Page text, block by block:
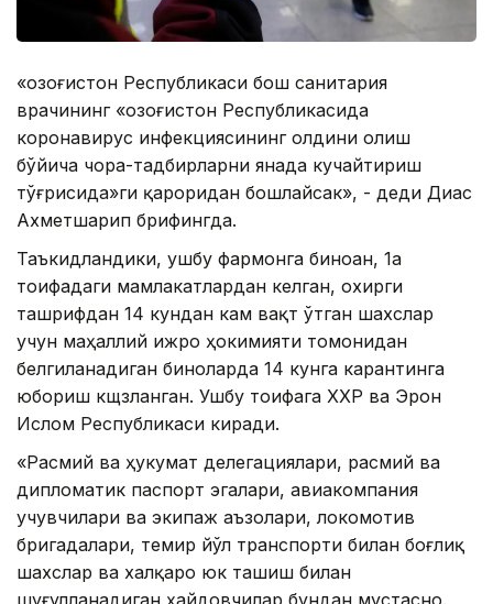
«Қозоғистон Республикаси бош санитария
врачининг «Қозоғистон Республикасида
коронавирус инфекциясининг олдини олиш
бўйича чора-тадбирларни янада кучайтириш
тўғрисида»ги қароридан бошлайсак», - деди Диас
Ахметшарип брифингда.
Таъкидландики, ушбу фармонга биноан, 1а
тоифадаги мамлакатлардан келган, охирги
ташрифдан 14 кундан кам вақт ўтган шахслар
учун маҳаллий ижро ҳокимияти томонидан
белгиланадиган биноларда 14 кунга карантинга
юбориш кщзланган. Ушбу тоифага ХХР ва Эрон
Ислом Республикаси киради.
«Расмий ва ҳукумат делегациялари, расмий ва
дипломатик паспорт эгалари, авиакомпания
учувчилари ва экипаж аъзолари, локомотив
бригадалари, темир йўл транспорти билан боғлиқ
шахслар ва халқаро юк ташиш билан